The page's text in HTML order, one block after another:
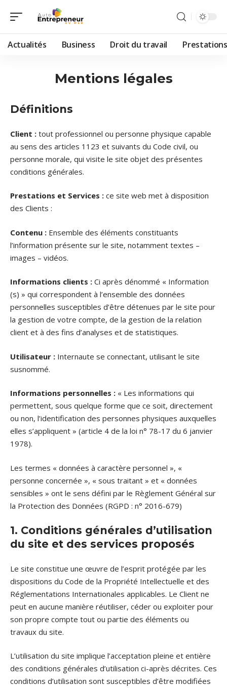
Actualités Business Droit du travail Prestations
Mentions légales
Définitions
Client : tout professionnel ou personne physique capable
au sens des articles 1123 et suivants du Code civil, ou
personne morale, qui visite le site objet des présentes
conditions générales.
Prestations et Services : ce site web met à disposition
des Clients :
Contenu : Ensemble des éléments constituants
l’information présente sur le site, notamment textes –
images – vidéos.
Informations clients : Ci après dénommé « Information
(s) » qui correspondent à l’ensemble des données
personnelles susceptibles d’être détenues par le site pour
la gestion de votre compte, de la gestion de la relation
client et à des fins d’analyses et de statistiques.
Utilisateur : Internaute se connectant, utilisant le site
susnommé.
Informations personnelles : « Les informations qui
permettent, sous quelque forme que ce soit, directement
ou non, l’identification des personnes physiques auxquelles
elles s’appliquent » (article 4 de la loi n° 78-17 du 6 janvier
1978).
Les termes « données à caractère personnel », «
personne concernée », « sous traitant » et « données
sensibles » ont le sens défini par le Règlement Général sur
la Protection des Données (RGPD : n° 2016-679)
1. Conditions générales d’utilisation
du site et des services proposés
Le site constitue une œuvre de l’esprit protégée par les
dispositions du Code de la Propriété Intellectuelle et des
Réglementations Internationales applicables. Le Client ne
peut en aucune manière réutiliser, céder ou exploiter pour
son propre compte tout ou partie des éléments ou
travaux du site.
L’utilisation du site implique l’acceptation pleine et entière
des conditions générales d’utilisation ci-après décrites. Ces
conditions d’utilisation sont susceptibles d’être modifiées